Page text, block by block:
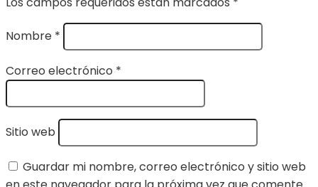
Nombre *
Correo electrónico *
Sitio web
Guardar mi nombre, correo electrónico y sitio web